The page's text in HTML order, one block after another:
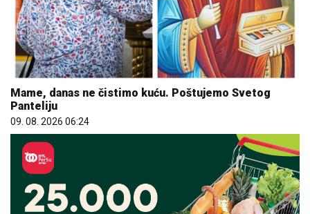
Mame, danas ne čistimo kuću. Poštujemo Svetog
Panteliju
09. 08. 2026 06:24